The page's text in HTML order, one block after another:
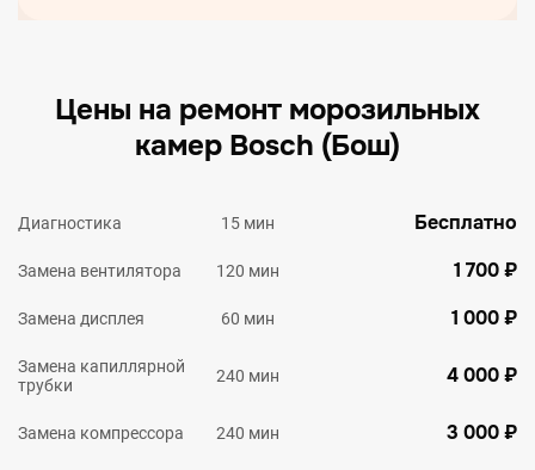
Цены на ремонт морозильных
камер Bosch (Бош)
Диагностика 15 мин Бесплатно
Замена вентилятора 120 мин 1 700 ₽
Замена дисплея 60 мин 1 000 ₽
Замена капиллярной
трубки
240 мин 4 000 ₽
Замена компрессора 240 мин 3 000 ₽